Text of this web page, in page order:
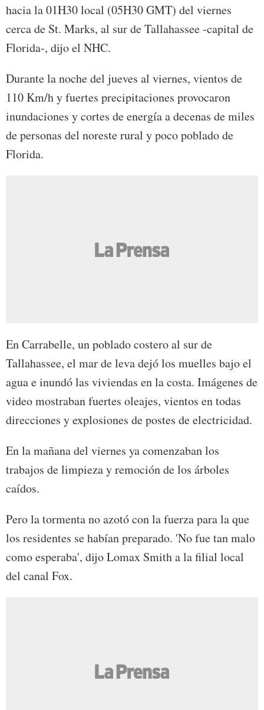
hacia la 01H30 local (05H30 GMT) del viernes
cerca de St. Marks, al sur de Tallahassee -capital de
Florida-, dijo el NHC.
Durante la noche del jueves al viernes, vientos de
110 Km/h y fuertes precipitaciones provocaron
inundaciones y cortes de energía a decenas de miles
de personas del noreste rural y poco poblado de
Florida.
En Carrabelle, un poblado costero al sur de
Tallahassee, el mar de leva dejó los muelles bajo el
agua e inundó las viviendas en la costa. Imágenes de
video mostraban fuertes oleajes, vientos en todas
direcciones y explosiones de postes de electricidad.
En la mañana del viernes ya comenzaban los
trabajos de limpieza y remoción de los árboles
caídos.
Pero la tormenta no azotó con la fuerza para la que
los residentes se habían preparado. 'No fue tan malo
como esperaba', dijo Lomax Smith a la filial local
del canal Fox.